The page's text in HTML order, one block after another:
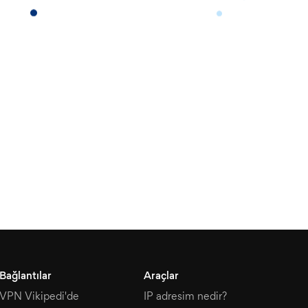
Bağlantılar
VPN Vikipedi'de
Araçlar
IP adresim nedir?